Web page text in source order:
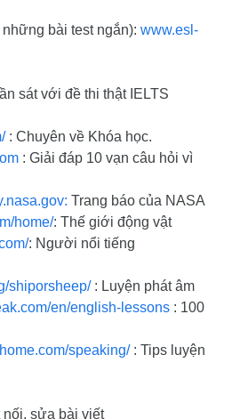
bài test ngắn): www.esl-
sát với đề thi thật IELTS
: Chuyên về Khóa học.
: Giải đáp 10 vạn câu hỏi vì
Trang báo của NASA
home/: Thế giới động vật
: Người nổi tiếng
shiporsheep/: Luyện phát âm
en/english-lessons : 100
speaking/: Tips luyện
nối, sửa bài viết